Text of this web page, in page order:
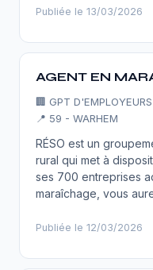
Publiée le 13/03/2026
AGENT EN
🏢 GPT
📍 59 - WARHEM
RÉSO est un
rural qui met à
ses 700 entreprises
maraîchage, vous
Publiée le 12/03/2026